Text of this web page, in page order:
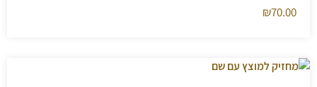
₪70.00